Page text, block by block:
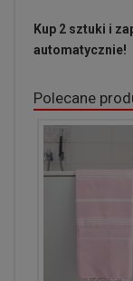
Kup 2 sztuki i
automatycznie!
Polecane